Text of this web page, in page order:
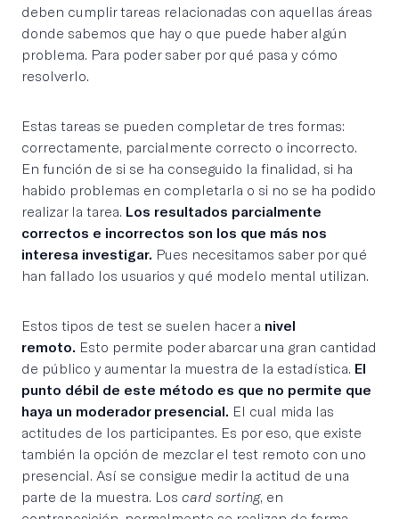
deben cumplir tareas relacionadas con aquellas áreas
donde sabemos que hay o que puede haber algún
problema. Para poder saber por qué pasa y cómo
resolverlo.
Estas tareas se pueden completar de tres formas:
correctamente, parcialmente correcto o incorrecto.
En función de si se ha conseguido la finalidad, si ha
habido problemas en completarla o si no se ha podido
realizar la tarea. Los resultados parcialmente
correctos e incorrectos son los que más nos
interesa investigar. Pues necesitamos saber por qué
han fallado los usuarios y qué modelo mental utilizan.
Estos tipos de test se suelen hacer a nivel
remoto. Esto permite poder abarcar una gran cantidad
de público y aumentar la muestra de la estadística. El
punto débil de este método es que no permite que
haya un moderador presencial. El cual mida las
actitudes de los participantes. Es por eso, que existe
también la opción de mezclar el test remoto con uno
presencial. Así se consigue medir la actitud de una
parte de la muestra. Los card sorting, en